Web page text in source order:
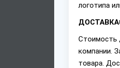
логотипа
Стоимость
компании.
товара.